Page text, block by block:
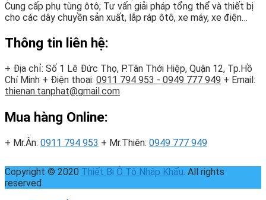
Cung cấp phụ tùng ôtô; Tư vấn giải pháp tổng thể và thiết bị
cho các dây chuyền sản xuất, lắp ráp ôtô, xe máy, xe điện…
Thông tin liên hệ:
+ Địa chỉ: Số 1 Lê Đức Thọ, P.Tân Thới Hiệp, Quận 12, Tp.Hồ
Chí Minh + Điện thoại: 0911 794 953 - 0949 777 949 + Email:
thienan.tanphat@gmail.com
Mua hàng Online:
+ Mr.Ân: 0911 794 953 + Mr.Thiên: 0949 777 949
Copyright © 2020 Thiết Bị Ô Tô Nhập Khẩu. All rights
reserved